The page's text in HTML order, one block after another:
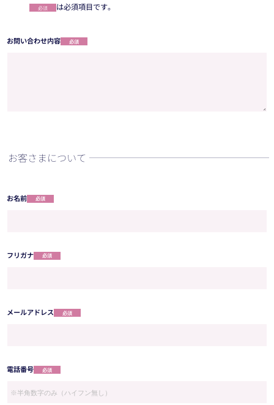
必須 は必須項目です。
お問い合わせ内容 必須
お客さまについて
お名前 必須
フリガナ 必須
メールアドレス 必須
電話番号 必須